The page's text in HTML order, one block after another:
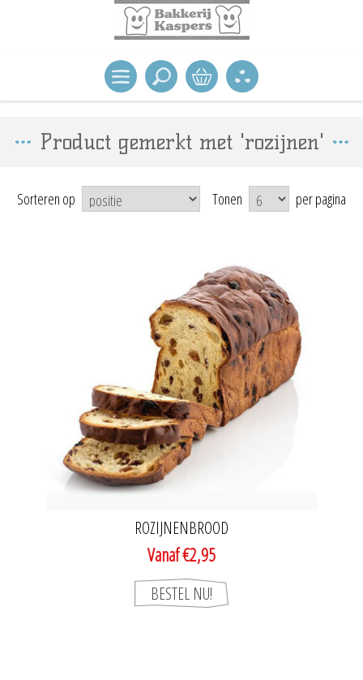
Product gemerkt met 'rozijnen'
Sorteren op Tonen per pagina
ROZIJNENBROOD
Vanaf €2,95